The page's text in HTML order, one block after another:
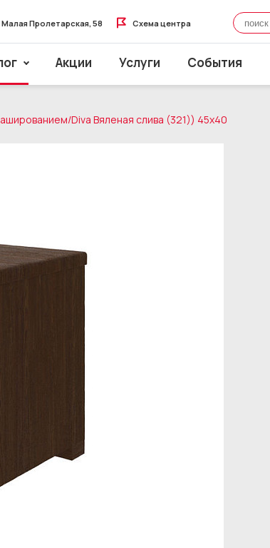
Акции Услуги События
Пролетарская, 58 Схема центра
Diva Вяленая слива (321)) 45x40